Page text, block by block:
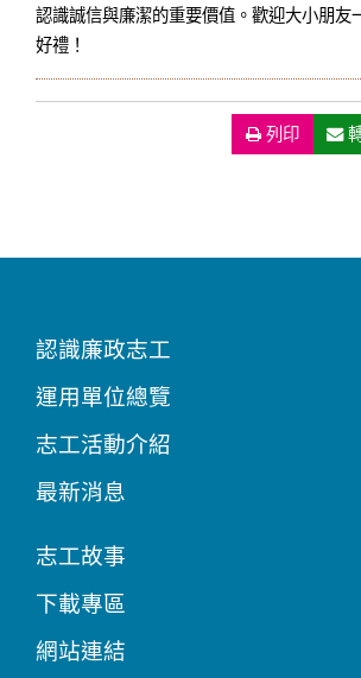
認識誠信與廉潔的重要價值。歡迎大小朋友
好禮！
列印（另開
認識廉政志工
運用單位總覽
志工活動介紹
最新消息
志工故事
下載專區
網站連結